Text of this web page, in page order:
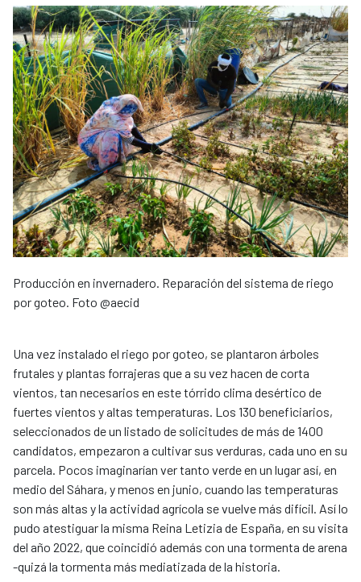
Producción en invernadero. Reparación del sistema de riego
por goteo. Foto @aecid
Una vez instalado el riego por goteo, se plantaron árboles
frutales y plantas forrajeras que a su vez hacen de corta
vientos, tan necesarios en este tórrido clima desértico de
fuertes vientos y altas temperaturas. Los 130 beneficiarios,
seleccionados de un listado de solicitudes de más de 1400
candidatos, empezaron a cultivar sus verduras, cada uno en su
parcela. Pocos imaginarían ver tanto verde en un lugar así, en
medio del Sáhara, y menos en junio, cuando las temperaturas
son más altas y la actividad agrícola se vuelve más difícil. Así lo
pudo atestiguar la misma Reina Letizia de España, en su visita
del año 2022, que coincidió además con una tormenta de arena
-quizá la tormenta más mediatizada de la historia.